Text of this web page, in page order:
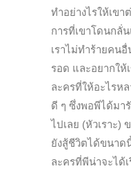
ทำอย่างไรให้เข
การที่เขาโดนกลั่
เราไม่ทำร้ายคน
รอด และอยากให้
ละครที่ให้อะไรห
ดี ๆ ซึ่งพอพีได้มา
ไปเลย (หัวเราะ)
ยังสู้ชีวิตได้ขนาด
ละครที่พีน่าจะได้